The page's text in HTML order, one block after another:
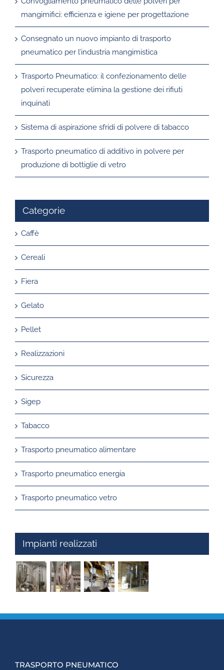
mangimifici: efficienza e igiene per progettazione
Consegnato un nuovo impianto di trasporto
pneumatico per l’industria mangimistica
Trasporto Pneumatico: il confezionamento delle
polveri recuperate elimina la gestione dei rifiuti
inquinati
Sistema di aspirazione sfridi di polvere di tabacco
Trasporto pneumatico di additivo in polvere per
produzione di bottiglie di vetro
Categorie
Caffè
Cereali
Fiera
Gelato
Pellet
Realizzazioni
Sicurezza
Sigep
Tabacco
Trasporto pneumatico alimentare
Trasporto pneumatico energia
Trasporto pneumatico vetro
Impianti realizzati
TRASPORTO PNEUMATICO